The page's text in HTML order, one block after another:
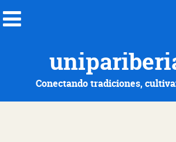
Conectando tradiciones,